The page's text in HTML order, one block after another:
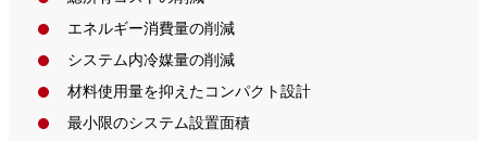
エネルギー消費量の削減
システム内冷媒量の削減
材料使用量を抑えたコンパクト設計
最小限のシステム設置面積